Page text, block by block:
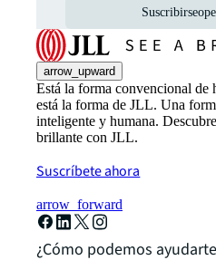
Suscribirse
arrow_upward
Está la forma convencional de
está la forma de JLL. Una
inteligente y humana.
brillante con JLL.
Suscríbete ahora
arrow_forward
¿Cómo podemos